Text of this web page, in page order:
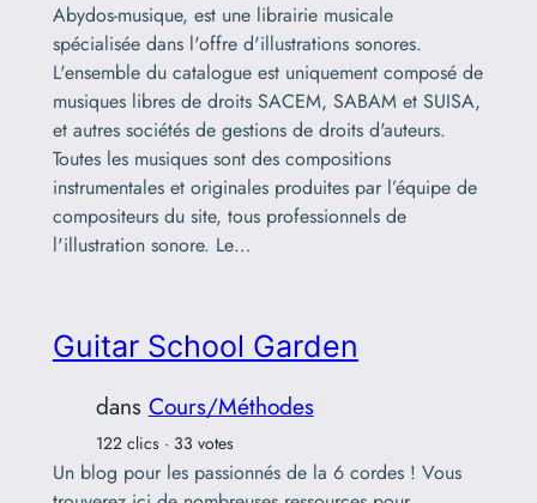
Abydos-musique, est une librairie musicale
spécialisée dans l'offre d'illustrations sonores.
L'ensemble du catalogue est uniquement composé de
musiques libres de droits SACEM, SABAM et SUISA,
et autres sociétés de gestions de droits d'auteurs.
Toutes les musiques sont des compositions
instrumentales et originales produites par l’équipe de
compositeurs du site, tous professionnels de
l'illustration sonore. Le…
Guitar School Garden
dans Cours/Méthodes
122 clics · 33 votes
Un blog pour les passionnés de la 6 cordes ! Vous